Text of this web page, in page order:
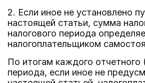
2. Если иное не установлено
настоящей статьи, сумма
налогового периода
налогоплательщиком
По итогам каждого отчетного
периода, если иное не